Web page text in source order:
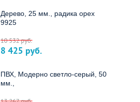
Дерево, 25 мм., радика орех
9925
10 532руб.
8 425 руб.
ПВХ, Модерно светло-серый, 50
мм.,